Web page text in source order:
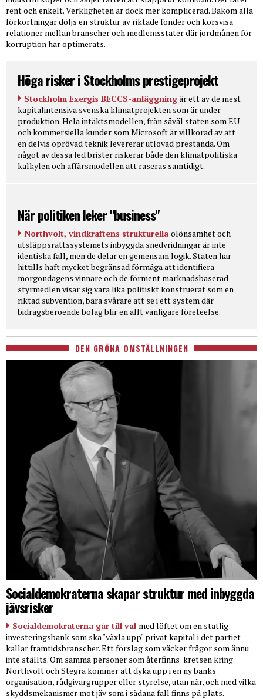
rent och enkelt. Verkligheten är dock mer komplicerad. Bakom alla
förkortningar döljs en struktur av riktade fonder och korsvisa
relationer mellan branscher och medlemsstater där jordmånen för
korruption har optimerats.
Höga risker i Stockholms prestigeprojekt
Stockholm Exergis BECCS-anläggningär ett av de mest
kapitalintensiva svenska klimatprojekten som är under
produktion. Hela intäktsmodellen, från såväl staten som EU
och kommersiella kunder som Microsoft är villkorad av att
en delvis oprövad teknik levererar utlovad prestanda. Om
något av dessa led brister riskerar både den klimatpolitiska
kalkylen och affärsmodellen att raseras samtidigt.
När politiken leker "business"
Northvolt, vindkraftens strukturella olönsamhet och
utsläppsrättssystemets inbyggda snedvridningar är inte
identiska fall, men de delar en gemensam logik. Staten har
hittills haft mycket begränsad förmåga att identifiera
morgondagens vinnare och de förment marknadsbaserad
styrmedlen visar sig vara lika politiskt konstruerat som en
riktad subvention, bara svårare att se i ett system där
bidragsberoende bolag blir en allt vanligare företeelse.
DEN GRÖNA OMSTÄLLNINGEN
Socialdemokraterna skapar struktur med inbyggda
jävsrisker
Socialdemokraterna går till val med löftet om en statlig
investeringsbank som ska "växla upp" privat kapital i det partiet
kallar framtidsbranscher. Ett förslag som väcker frågor som ännu
inte ställts. Om samma personer som återfinns kretsen kring
Northvolt och Stegra kommer att dyka upp i en ny banks
organisation, rådgivargrupper eller styrelse, utan när, och med vilka
skyddsmekanismer mot jäv som i sådana fall finns på plats.